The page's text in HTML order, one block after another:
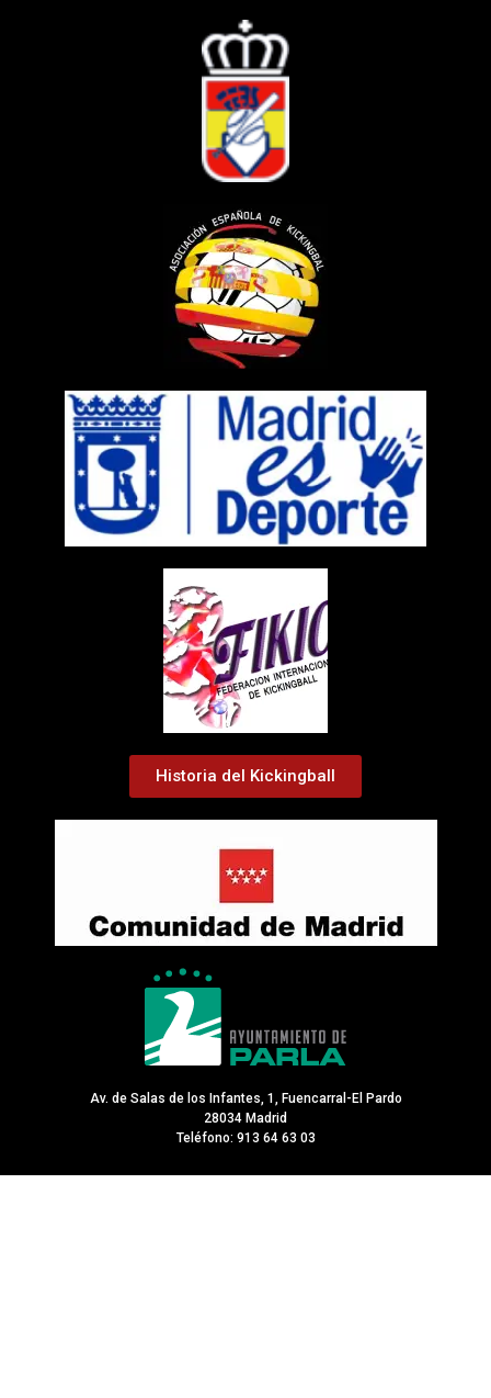
Historia del Kickingball
Av. de Salas de los Infantes, 1, Fuencarral-El Pardo
28034 Madrid
Teléfono: 913 64 63 03